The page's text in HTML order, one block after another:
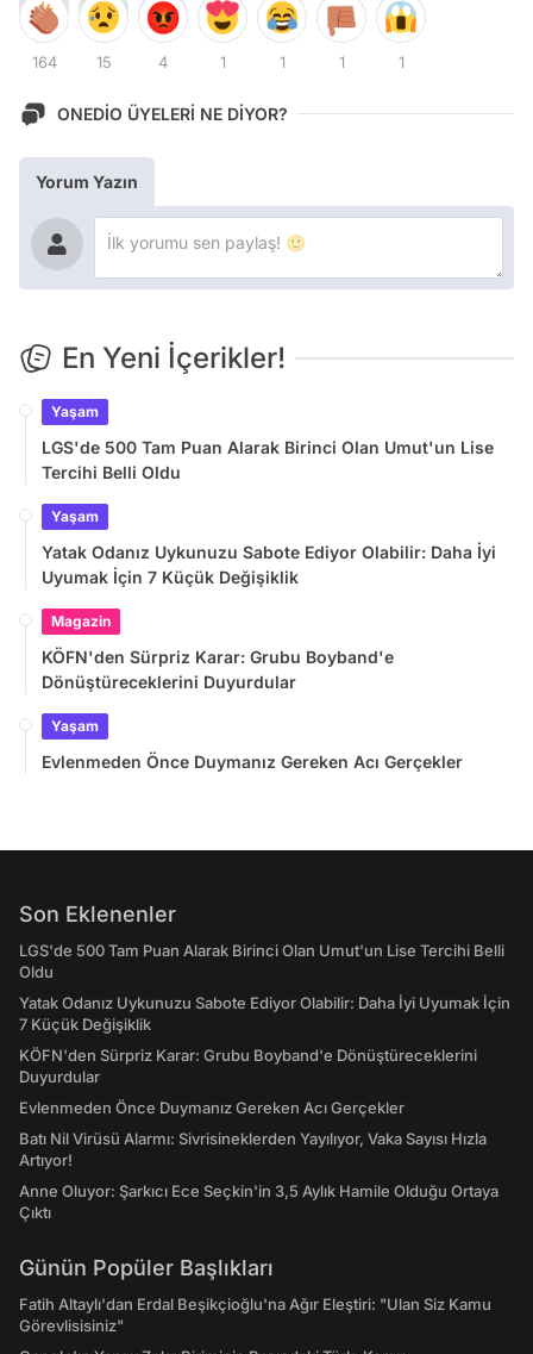
164 15 4 1 1 1 1
ONEDİO ÜYELERİ NE DİYOR?
Yorum Yazın
En Yeni İçerikler!
Yaşam
LGS'de 500 Tam Puan Alarak Birinci Olan Umut'un Lise
Tercihi Belli Oldu
Yaşam
Yatak Odanız Uykunuzu Sabote Ediyor Olabilir: Daha İyi
Uyumak İçin 7 Küçük Değişiklik
Magazin
KÖFN'den Sürpriz Karar: Grubu Boyband'e
Dönüştüreceklerini Duyurdular
Yaşam
Evlenmeden Önce Duymanız Gereken Acı Gerçekler
Son Eklenenler
LGS'de 500 Tam Puan Alarak Birinci Olan Umut'un Lise Tercihi Belli
Oldu
Yatak Odanız Uykunuzu Sabote Ediyor Olabilir: Daha İyi Uyumak İçin
7 Küçük Değişiklik
KÖFN'den Sürpriz Karar: Grubu Boyband'e Dönüştüreceklerini
Duyurdular
Evlenmeden Önce Duymanız Gereken Acı Gerçekler
Batı Nil Virüsü Alarmı: Sivrisineklerden Yayılıyor, Vaka Sayısı Hızla
Artıyor!
Anne Oluyor: Şarkıcı Ece Seçkin'in 3,5 Aylık Hamile Olduğu Ortaya
Çıktı
Günün Popüler Başlıkları
Fatih Altaylı'dan Erdal Beşikçioğlu'na Ağır Eleştiri: "Ulan Siz Kamu
Görevlisisiniz"